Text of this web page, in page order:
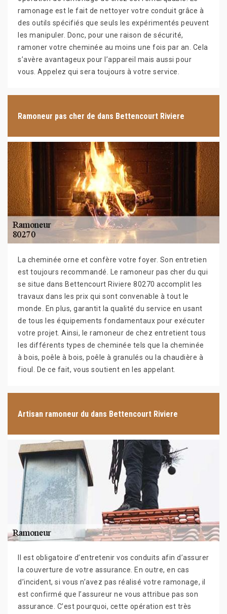
ramonage est le fait de nettoyer votre conduit grâce à
des outils spécifiés que seuls les expérimentés peuvent
les manipuler. Donc, pour une raison de sécurité,
ramoner votre cheminée au moins une fois par an. Cela
s’avère avantageux pour l’appareil mais aussi pour
vous. Appelez qui sera toujours à votre service.
Ramoneur pas cher de dans Bettencourt Riviere
La cheminée orne et confère votre foyer. Son entretien
est toujours recommandé. Le ramoneur pas cher du qui
se situe dans Bettencourt Riviere 80270 accomplit les
travaux dans les prix qui sont convenable à tout le
monde. En plus, garantit la qualité du service en usant
de tous les équipements fondamentaux pour exécuter
votre projet. Ainsi, le ramoneur de chez entretient tous
les différents types de cheminée tels que la cheminée
à bois, poêle à bois, poêle à granulés ou la chaudière à
fioul. De ce fait, vous soutient en les appelant.
Artisan ramoneur du dans Bettencourt Riviere
Il est obligatoire d’entretenir vos conduits afin d’assurer
la couverture de votre assurance. En outre, en cas
d’incident, si vous n’avez pas réalisé votre ramonage, il
est confirmé que l’assureur ne vous attribue pas son
assurance. C’est pourquoi, cette opération est très